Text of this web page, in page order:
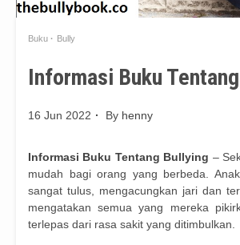
Buku Bully
Informasi Buku
16 Jun 2022 By henny
Informasi Buku Tentang Bullying –
mudah bagi orang yang berbeda.
sangat tulus, mengacungkan jari dan
mengatakan semua yang mereka
terlepas dari rasa sakit yang ditimbulkan.